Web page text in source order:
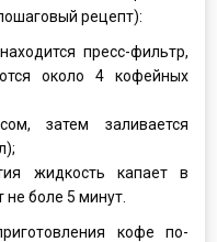
рецепт):
пресс-фильтр,
около 4 кофейных
затем заливается
жидкость капает в
боле 5 минут.
кофе по-